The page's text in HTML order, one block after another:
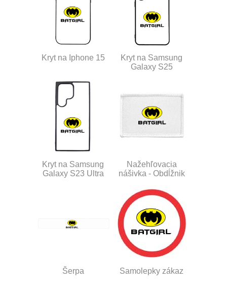
Kryt na Iphone 15
Kryt na Samsung
Galaxy S25
Kryt na Samsung
Galaxy S23 Ultra
Nažehľovacia
nášivka - Obdĺžnik
Šerpa Samolepky zákaz